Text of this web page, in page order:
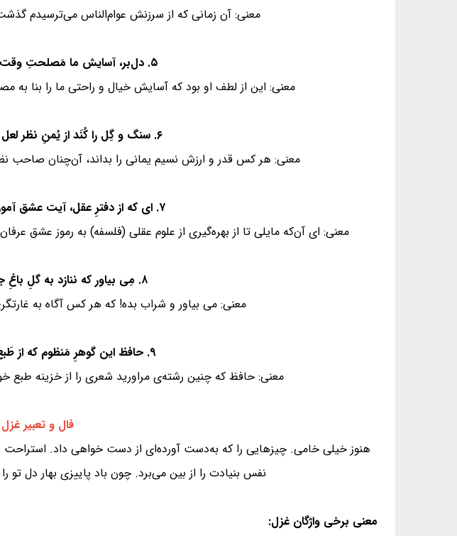
معنی: آن زمانی که از سرزنش عوام‌الناس می‌ترسیدم
۵. دل‌بر، آسایش ما مَصلحتِ وقت ندید - ور نه از جانبِ ما دل‌نگرانی دانست
معنی: این از لطف او بود که آسایش خیال و راحتی‌ ما را بنا به
۶. سنگ و گِل را کُنَد از یُمنِ نظر لعل و عقیق - هر که قَدرِ نفسِ بادِ یمانی دانست
معنی: هر کس قدر و ارزش نسیم یمانی را بداند، آن‌چنان صاحب
۷. ای که از دفترِ عقل، آیت عشق آموزی - ترسم این نکته به تَحقیق ندانی دانست
معنی: ای آن‌که مایلی تا از بهره‌گیری از علوم عقلی (فلسفه) به رموز عشق
۸. مِی بیاور که ننازد به گلِ باغِ جهان - هر که غارت‌گریِ بادِ خزانی دانست
معنی: می بیاور و شراب بده! که هر کس آگاه به
۹. حافظ این گوهرِ مَنظوم که از طَبع اَنگیخت - زَ اثرِ تربیتِ آصِفِ ثانی دانست
معنی: حافظ که چنین رشته‌ی مراورید شعری را از خزینه طبع
فال و تعبیر غزل شماره‌ی
هنوز خیلی خامی. چیزهایی را که به‌دست آورده‌ای از دست خواهی داد.
نفس بنیادت را از بین می‌برد. چون باد پاییزی بهار دل تو
معنی برخی واژگان غزل: